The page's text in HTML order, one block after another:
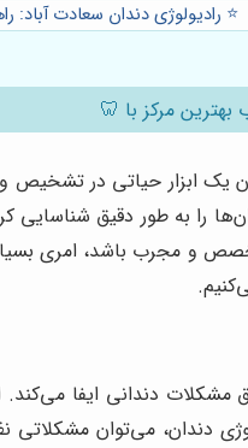
⭐️ رادیولوژی دندان سعادت آباد:
بهترین مرکز با 🦷
یک ابزار حیاتی در
را به طور دقیق شناسایی
و مجرب باشد، امری
دندانی ایفا
دندان، می‌توان